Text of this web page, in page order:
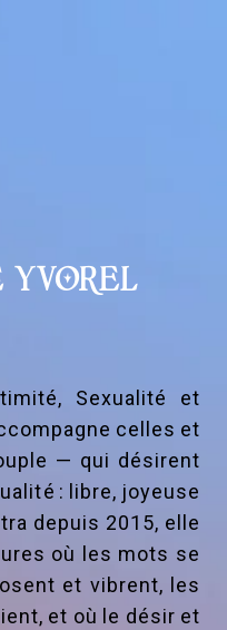
YVOREL
Sexualité et
celles et
— qui désirent
: libre, joyeuse
depuis 2015, elle
où les mots se
et vibrent, les
et où le désir et